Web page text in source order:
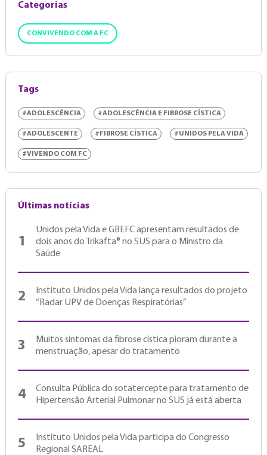
Categorias
CONVIVENDO COM A FC
Tags
#ADOLESCÊNCIA #ADOLESCÊNCIA E FIBROSE CÍSTICA
#ADOLESCENTE #FIBROSE CÍSTICA #UNIDOS PELA VIDA
#VIVENDO COM FC
Últimas notícias
1
Unidos pela Vida e GBEFC apresentam resultados de
dois anos do Trikafta® no SUS para o Ministro da
Saúde
2
Instituto Unidos pela Vida lança resultados do projeto
“Radar UPV de Doenças Respiratórias”
3
Muitos sintomas da fibrose cística pioram durante a
menstruação, apesar do tratamento
4
Consulta Pública do sotatercepte para tratamento de
Hipertensão Arterial Pulmonar no SUS já está aberta
5
Instituto Unidos pela Vida participa do Congresso
Regional SAREAL